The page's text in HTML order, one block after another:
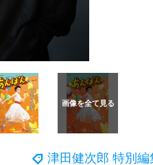
津田健次郎 特別編